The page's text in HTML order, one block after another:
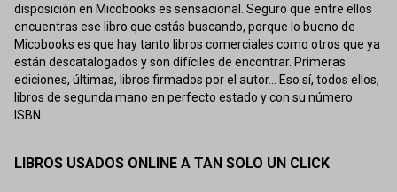
disposición en Micobooks es sensacional. Seguro que entre ellos
encuentras ese libro que estás buscando, porque lo bueno de
Micobooks es que hay tanto libros comerciales como otros que ya
están descatalogados y son difíciles de encontrar. Primeras
ediciones, últimas, libros firmados por el autor... Eso sí, todos ellos,
libros de segunda mano en perfecto estado y con su número
ISBN.
LIBROS USADOS ONLINE A TAN SOLO UN CLICK